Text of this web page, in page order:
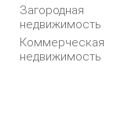
Загородная
недвижимость
Коммерческая
недвижимость